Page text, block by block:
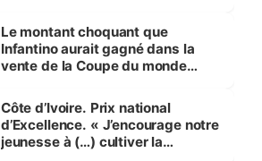
Le montant choquant que
Infantino aurait gagné dans la
vente de la Coupe du monde
Côte d’Ivoire. Prix national
d’Excellence. « J’encourage notre
jeunesse à (…) cultiver la